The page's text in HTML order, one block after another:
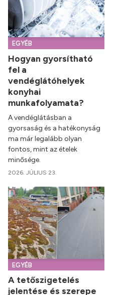
EGYÉB
Hogyan gyorsítható
fel a
vendéglátóhelyek
konyhai
munkafolyamata?
A vendéglátásban a
gyorsaság és a hatékonyság
ma már legalább olyan
fontos, mint az ételek
minősége.
2026. JÚLIUS 23.
EGYÉB
A tetőszigetelés
jelentése és szerepe